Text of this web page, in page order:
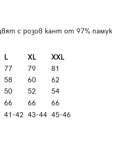
с розов кант от 97% памук
L XL
XXL
77 79
81
58 60
62
50 52
54
66 66
66
41-42 43-44 45-46